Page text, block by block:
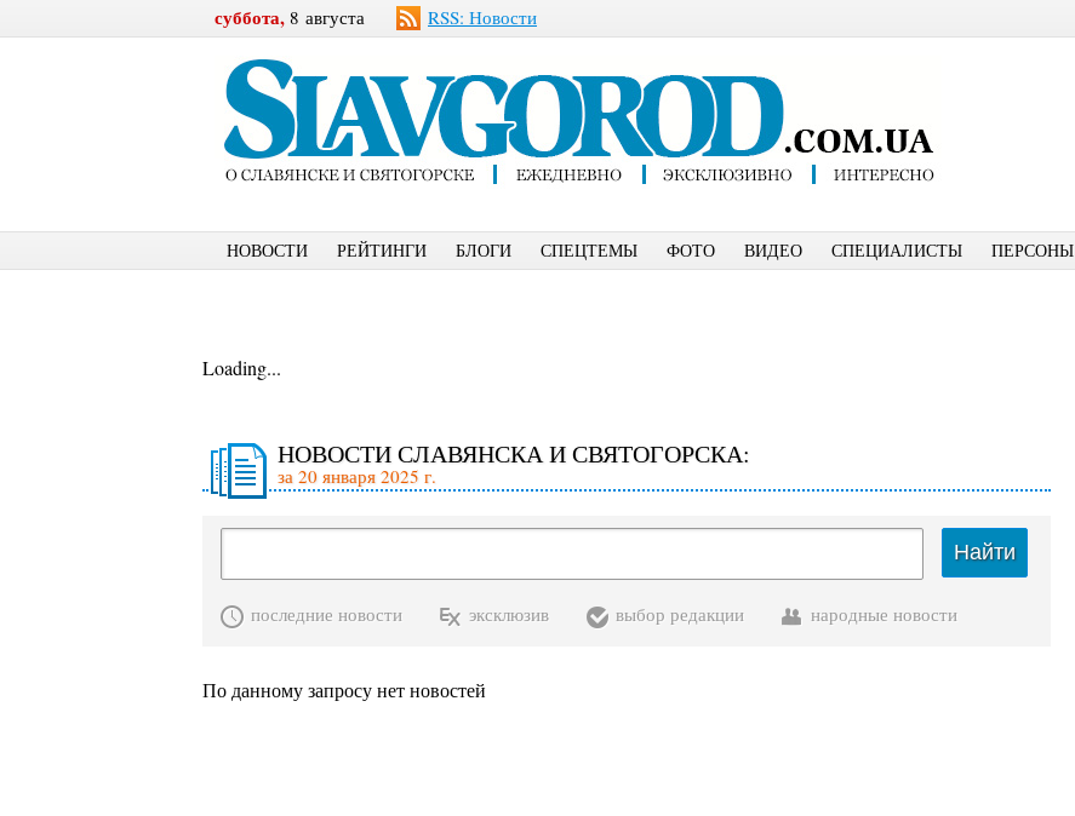
суббота, 8 августа RSS: Новости
НОВОСТИ РЕЙТИНГИ БЛОГИ СПЕЦТЕМЫ ФОТО ВИДЕО СПЕЦИАЛИСТЫ ПЕРСОНЫ
Loading...
НОВОСТИ СЛАВЯНСКА И СВЯТОГОРСКА:
за 20 января 2025 г.
Найти
последние новости эксклюзив выбор редакции народные новости
По данному запросу нет новостей